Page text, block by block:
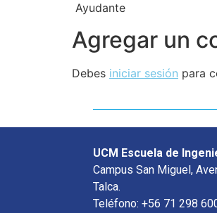
Ayudante
Agregar un
Debes iniciar sesión para
UCM Escuela de
Campus San Miguel,
Talca.
Teléfono: +56 71 298